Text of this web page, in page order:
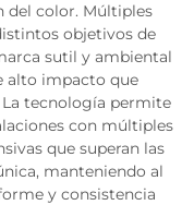
del color. Múltiples
objetivos de
sutil y ambiental
alto impacto que
tecnología permite
con múltiples
que superan las
manteniendo al
y consistencia